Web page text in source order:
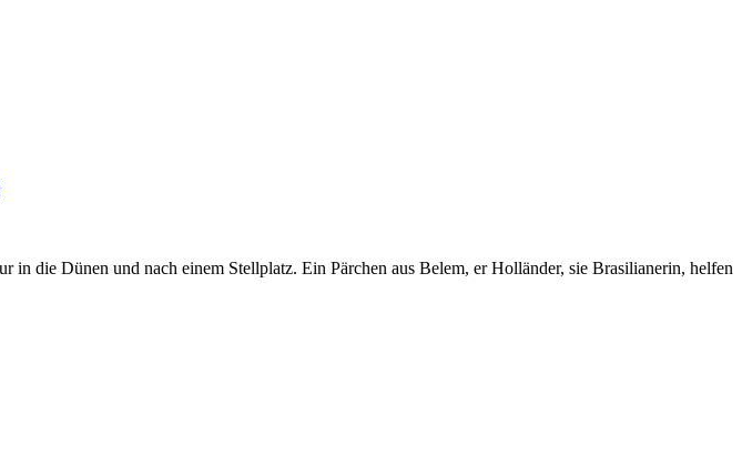
in die Dünen und nach einem Stellplatz. Ein Pärchen aus Belem, er Holländer, sie Brasilianerin, helfen